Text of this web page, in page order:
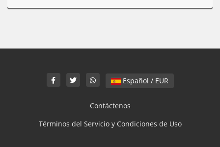
Español / EUR
Contáctenos
Términos del Servicio y Condiciones de Uso